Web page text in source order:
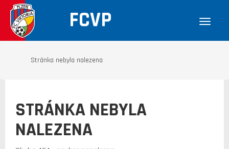
FCVP
Stránka nebyla nalezena
STRÁNKA NEBYLA
NALEZENA